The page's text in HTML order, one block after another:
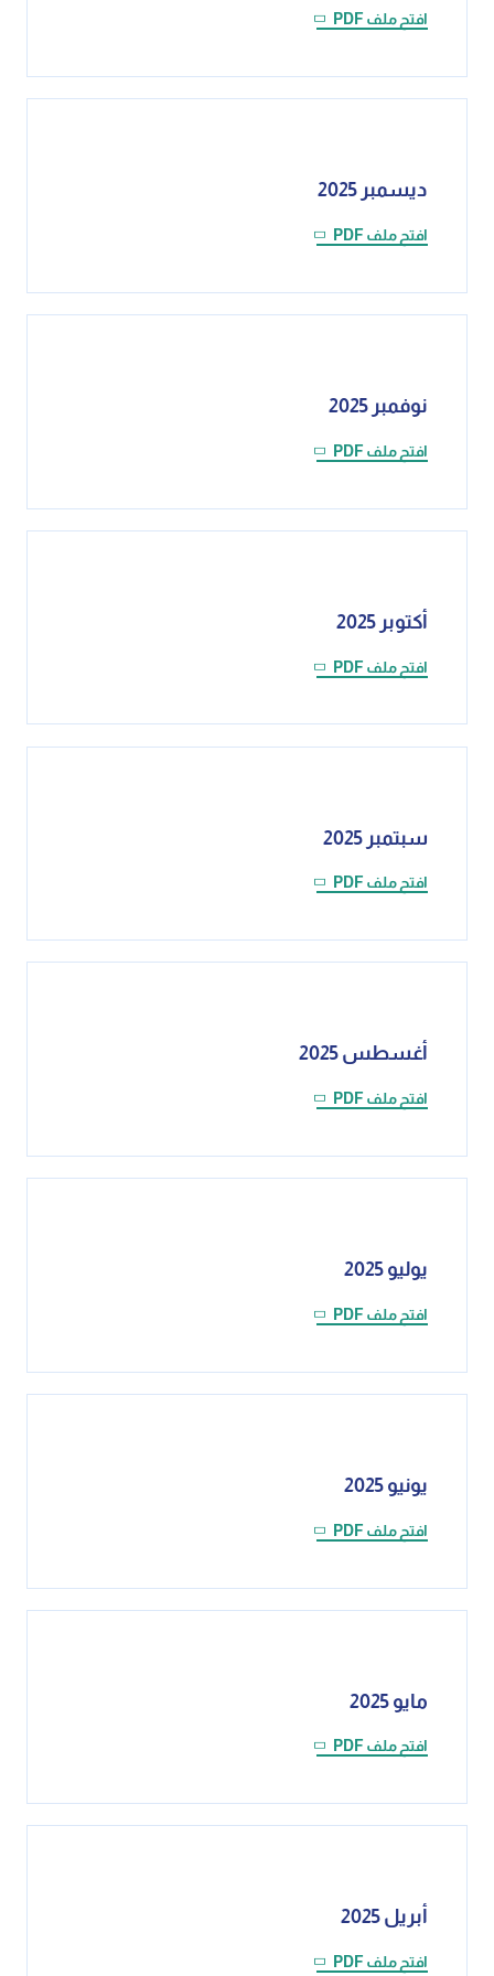
افتح ملف PDF
ديسمبر 2025
افتح ملف PDF
نوفمبر 2025
افتح ملف PDF
أكتوبر 2025
افتح ملف PDF
سبتمبر 2025
افتح ملف PDF
أغسطس 2025
افتح ملف PDF
يوليو 2025
افتح ملف PDF
يونيو 2025
افتح ملف PDF
مايو 2025
افتح ملف PDF
أبريل 2025
افتح ملف PDF